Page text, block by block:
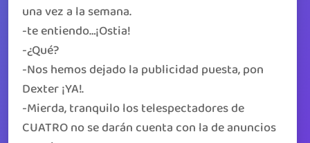
una vez a la semana.
-te entiendo…¡Ostia!
-¿Qué?
-Nos hemos dejado la publicidad puesta, pon
Dexter ¡YA!.
-Mierda, tranquilo los telespectadores de
CUATRO no se darán cuenta con la de anuncios